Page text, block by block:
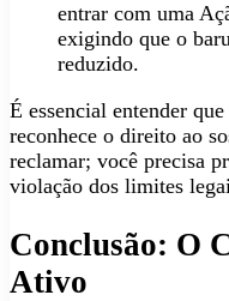
entrar com uma
exigindo que o
reduzido.
É essencial entender
reconhece o direito ao
reclamar; você precisa
violação dos limites
Conclusão: O
Ativo